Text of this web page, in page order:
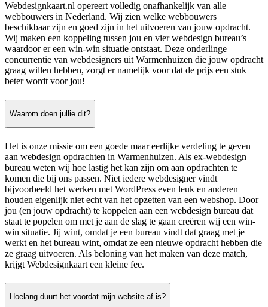
Webdesignkaart.nl opereert volledig onafhankelijk van alle
webbouwers in Nederland. Wij zien welke webbouwers
beschikbaar zijn en goed zijn in het uitvoeren van jouw opdracht.
Wij maken een koppeling tussen jou en vier webdesign bureau’s
waardoor er een win-win situatie ontstaat. Deze onderlinge
concurrentie van webdesigners uit Warmenhuizen die jouw opdracht
graag willen hebben, zorgt er namelijk voor dat de prijs een stuk
beter wordt voor jou!
Waarom doen jullie dit?
Het is onze missie om een goede maar eerlijke verdeling te geven
aan webdesign opdrachten in Warmenhuizen. Als ex-webdesign
bureau weten wij hoe lastig het kan zijn om aan opdrachten te
komen die bij ons passen. Niet iedere webdesigner vindt
bijvoorbeeld het werken met WordPress even leuk en anderen
houden eigenlijk niet echt van het opzetten van een webshop. Door
jou (en jouw opdracht) te koppelen aan een webdesign bureau dat
staat te popelen om met je aan de slag te gaan creëren wij een win-
win situatie. Jij wint, omdat je een bureau vindt dat graag met je
werkt en het bureau wint, omdat ze een nieuwe opdracht hebben die
ze graag uitvoeren. Als beloning van het maken van deze match,
krijgt Webdesignkaart een kleine fee.
Hoelang duurt het voordat mijn website af is?